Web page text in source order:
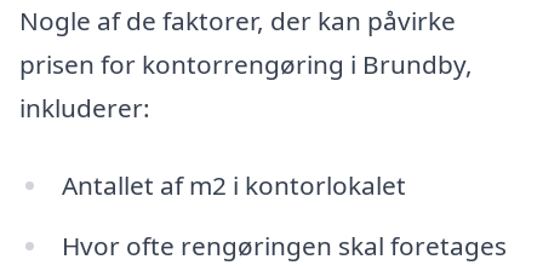
Nogle af de faktorer, der kan påvirke
prisen for kontorrengøring i Brundby,
inkluderer:
Antallet af m2 i kontorlokalet
Hvor ofte rengøringen skal foretages